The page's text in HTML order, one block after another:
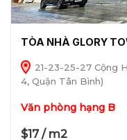
TÒA NHÀ GLORY
21-23-25-27 Cộng
4, Quận Tân Bình)
Văn phòng hạng B
$17 / m2